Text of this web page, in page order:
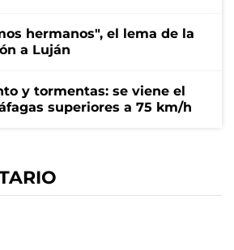
hermanos", el lema de la
a Luján
y tormentas: se viene el
superiores a 75 km/h